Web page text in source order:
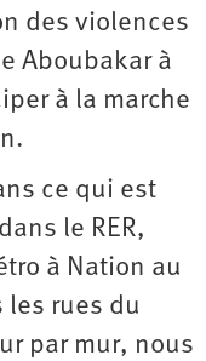
des violences
Aboubakar à
à la marche
ce qui est
le RER,
à Nation au
les rues du
par mur, nous